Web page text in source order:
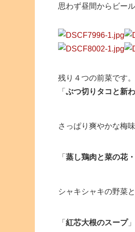
思わず昼間からビー
残り４つの前菜です。
「 ぶつ切りタコと新
さっぱり爽やかな梅
「 蒸し鶏肉と菜の花
シャキシャキの野菜
「 紅芯大根のスープ」